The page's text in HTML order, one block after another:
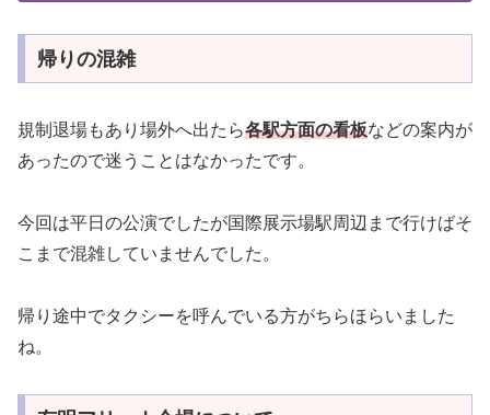
帰りの混雑
規制退場もあり場外へ出たら各駅方面の看板などの案内が
あったので迷うことはなかったです。
今回は平日の公演でしたが国際展示場駅周辺まで行けばそ
こまで混雑していませんでした。
帰り途中でタクシーを呼んでいる方がちらほらいました
ね。